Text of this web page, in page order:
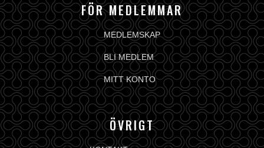
FÖR MEDLEMMAR
MEDLEMSKAP
BLI MEDLEM
MITT KONTO
ÖVRIGT